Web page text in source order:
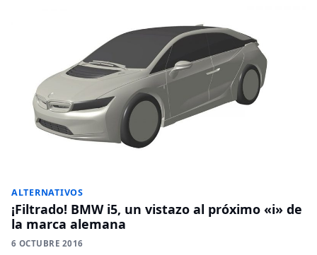
ALTERNATIVOS
¡Filtrado! BMW i5, un vistazo al próximo «i» de
la marca alemana
6 OCTUBRE 2016